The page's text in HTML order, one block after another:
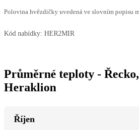
Polovina hvězdičky uvedená ve slovním popisu
Kód nabídky: HER2MIR
Průměrné teploty -
Heraklion
Říjen